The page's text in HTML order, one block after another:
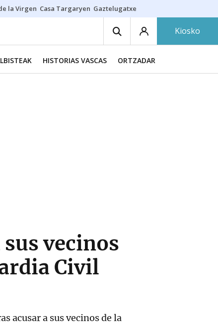
la Virgen Casa Targaryen Gaztelugatxe
Kiosko
HISTORIAS VASCAS ORTZADAR
vecinos
Civil
acusar a sus vecinos de la